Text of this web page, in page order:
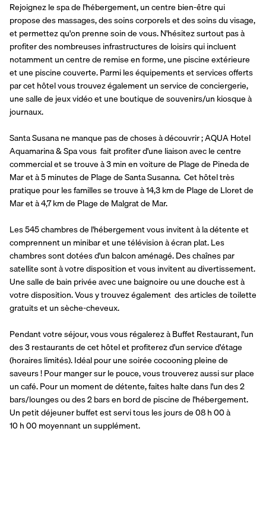
Rejoignez le spa de l'hébergement, un centre bien-être qui
propose des massages, des soins corporels et des soins du visage,
et permettez qu'on prenne soin de vous. N'hésitez surtout pas à
profiter des nombreuses infrastructures de loisirs qui incluent
notamment un centre de remise en forme, une piscine extérieure
et une piscine couverte. Parmi les équipements et services offerts
par cet hôtel vous trouvez également un service de conciergerie,
une salle de jeux vidéo et une boutique de souvenirs/un kiosque à
journaux.
Santa Susana ne manque pas de choses à découvrir ; AQUA Hotel
Aquamarina & Spa vous  fait profiter d'une liaison avec le centre
commercial et se trouve à 3 min en voiture de Plage de Pineda de
Mar et à 5 minutes de Plage de Santa Susanna.  Cet hôtel très
pratique pour les familles se trouve à 14,3 km de Plage de Lloret de
Mar et à 4,7 km de Plage de Malgrat de Mar.
Les 545 chambres de l'hébergement vous invitent à la détente et
comprennent un minibar et une télévision à écran plat. Les
chambres sont dotées d'un balcon aménagé. Des chaînes par
satellite sont à votre disposition et vous invitent au divertissement.
Une salle de bain privée avec une baignoire ou une douche est à
votre disposition. Vous y trouvez également  des articles de toilette
gratuits et un sèche-cheveux.
Pendant votre séjour, vous vous régalerez à Buffet Restaurant, l'un
des 3 restaurants de cet hôtel et profiterez d'un service d'étage
(horaires limités). Idéal pour une soirée cocooning pleine de
saveurs ! Pour manger sur le pouce, vous trouverez aussi sur place
un café. Pour un moment de détente, faites halte dans l'un des 2
bars/lounges ou des 2 bars en bord de piscine de l'hébergement.
Un petit déjeuner buffet est servi tous les jours de 08 h 00 à
10 h 00 moyennant un supplément.